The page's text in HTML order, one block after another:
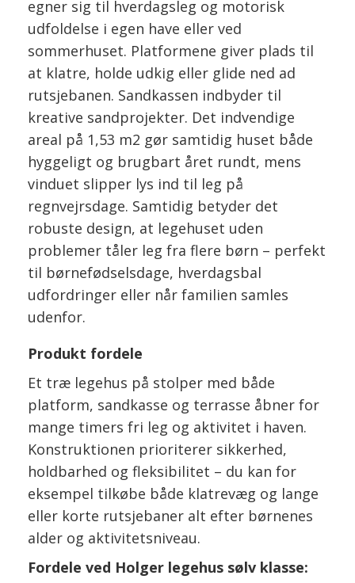
egner sig til hverdagsleg og motorisk
udfoldelse i egen have eller ved
sommerhuset. Platformene giver plads til
at klatre, holde udkig eller glide ned ad
rutsjebanen. Sandkassen indbyder til
kreative sandprojekter. Det indvendige
areal på 1,53 m2 gør samtidig huset både
hyggeligt og brugbart året rundt, mens
vinduet slipper lys ind til leg på
regnvejrsdage. Samtidig betyder det
robuste design, at legehuset uden
problemer tåler leg fra flere børn – perfekt
til børnefødselsdage, hverdagsbal
udfordringer eller når familien samles
udenfor.
Produkt fordele
Et træ legehus på stolper med både
platform, sandkasse og terrasse åbner for
mange timers fri leg og aktivitet i haven.
Konstruktionen prioriterer sikkerhed,
holdbarhed og fleksibilitet – du kan for
eksempel tilkøbe både klatrevæg og lange
eller korte rutsjebaner alt efter børnenes
alder og aktivitetsniveau.
Fordele ved Holger legehus sølv klasse: